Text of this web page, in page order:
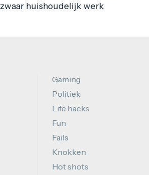
zwaar huishoudelijk werk
Gaming
Politiek
Life hacks
Fun
Fails
Knokken
Hot shots